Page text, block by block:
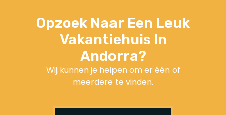
Opzoek Naar Een Leuk
Vakantiehuis In
Andorra?
Wij kunnen je helpen om er één of
meerdere te vinden.